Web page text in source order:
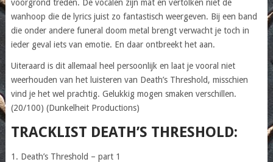
voorgrond treden. De vocalen zijn mat en vertolken niet de
wanhoop die de lyrics juist zo fantastisch weergeven. Bij een band
die onder andere funeral doom metal brengt verwacht je toch in
ieder geval iets van emotie. En daar ontbreekt het aan.
Uiteraard is dit allemaal heel persoonlijk en laat je vooral niet
weerhouden van het luisteren van Death’s Threshold, misschien
vind je het wel prachtig. Gelukkig mogen smaken verschillen.
(20/100) (Dunkelheit Productions)
TRACKLIST DEATH’S THRESHOLD:
1. Death’s Threshold – part 1